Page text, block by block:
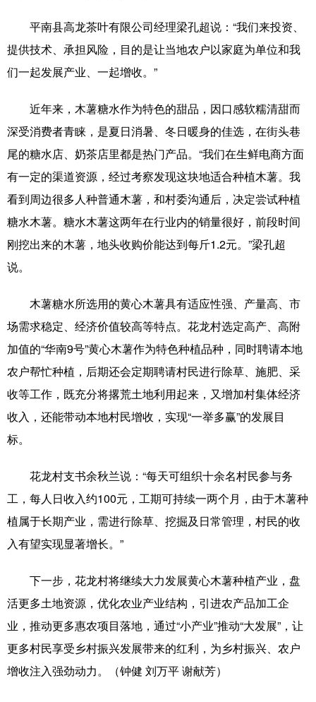
地方频道
北京 天津
浙江 安徽 福建 江西
山东 河南 湖北 湖南
四川 贵州 云南 西藏
陕西 甘肃 青海 宁夏
多语种频道
Русский язык 日本語 한국어
Deutsch Português
平南县高龙茶叶有限公司经理梁孔超说：“我们来投资、
提供技术、承担风险，目的是让当地农户以家庭为单位和我
们一起发展产业、一起增收。”
近年来，木薯糖水作为特色的甜品，因口感软糯清甜而
深受消费者青睐，是夏日消暑、冬日暖身的佳选，在街头巷
尾的糖水店、奶茶店里都是热门产品。“我们在生鲜电商方面
有一定的渠道资源，经过考察发现这块地适合种植木薯。我
看到周边很多人种普通木薯，和村委沟通后，决定尝试种植
糖水木薯。糖水木薯这两年在行业内的销量很好，前段时间
刚挖出来的木薯，地头收购价能达到每斤1.2元。”梁孔超
说。
木薯糖水所选用的黄心木薯具有适应性强、产量高、市
场需求稳定、经济价值较高等特点。花龙村选定高产、高附
加值的“华南9号”黄心木薯作为特色种植品种，同时聘请本地
农户帮忙种植，后期还会定期聘请村民进行除草、施肥、采
收等工作，既充分将撂荒土地利用起来，又增加村集体经济
收入，还能带动本地村民增收，实现“一举多赢”的发展目
标。
花龙村支书余秋兰说：“每天可组织十余名村民参与务
工，每人日收入约100元，工期可持续一两个月，由于木薯种
植属于长期产业，需进行除草、挖掘及日常管理，村民的收
入有望实现显著增长。”
下一步，花龙村将继续大力发展黄心木薯种植产业，盘
活更多土地资源，优化农业产业结构，引进农产品加工企
业，推动更多惠农项目落地，通过“小产业”推动“大发展”，让
更多村民享受乡村振兴发展带来的红利，为乡村振兴、农户
增收注入强劲动力。（钟健 刘万平 谢献芳）